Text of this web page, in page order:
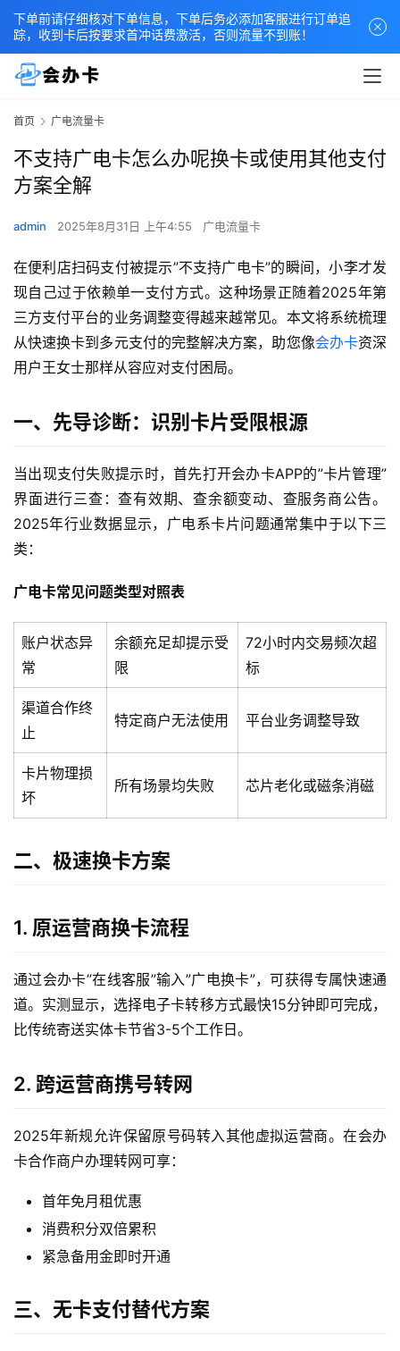
首页 广电流量卡
不支持广电卡怎么办呢换卡或使用其他支付
方案全解
admin 2025年8月31日 上午4:55 广电流量卡
在便利店扫码支付被提示”不支持广电卡”的瞬间，小李才发
现自己过于依赖单一支付方式。这种场景正随着2025年第
三方支付平台的业务调整变得越来越常见。本文将系统梳理
从快速换卡到多元支付的完整解决方案，助您像会办卡资深
用户王女士那样从容应对支付困局。
一、先导诊断：识别卡片受限根源
当出现支付失败提示时，首先打开会办卡APP的”卡片管理”
界面进行三查：查有效期、查余额变动、查服务商公告。
2025年行业数据显示，广电系卡片问题通常集中于以下三
类：
广电卡常见问题类型对照表
账户状态异
常
余额充足却提示受
限
72小时内交易频次超
标
渠道合作终
止
特定商户无法使用 平台业务调整导致
卡片物理损
坏
所有场景均失败 芯片老化或磁条消磁
二、极速换卡方案
1. 原运营商换卡流程
通过会办卡”在线客服”输入”广电换卡”，可获得专属快速通
道。实测显示，选择电子卡转移方式最快15分钟即可完成，
比传统寄送实体卡节省3-5个工作日。
2. 跨运营商携号转网
2025年新规允许保留原号码转入其他虚拟运营商。在会办
卡合作商户办理转网可享：
首年免月租优惠
消费积分双倍累积
紧急备用金即时开通
三、无卡支付替代方案
下单前请仔细核对下单信息，下单后务必添加客服进行订单追
踪，收到卡后按要求首冲话费激活，否则流量不到账！